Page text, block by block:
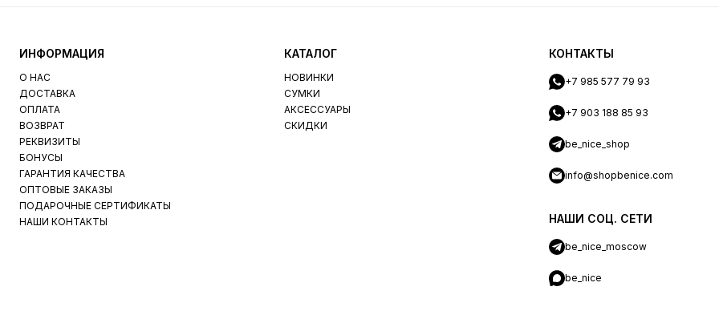
ИНФОРМАЦИЯ
О НАС
ДОСТАВКА
ОПЛАТА
ВОЗВРАТ
РЕКВИЗИТЫ
БОНУСЫ
ГАРАНТИЯ КАЧЕСТВА
ОПТОВЫЕ ЗАКАЗЫ
ПОДАРОЧНЫЕ СЕРТИФИКАТЫ
НАШИ КОНТАКТЫ
КАТАЛОГ
НОВИНКИ
СУМКИ
АКСЕССУАРЫ
СКИДКИ
КОНТАКТЫ
+7 985 577 79 93
+7 903 188 85 93
be_nice_shop
info@shopbenice.com
НАШИ СОЦ. СЕТИ
be_nice_moscow
be_nice